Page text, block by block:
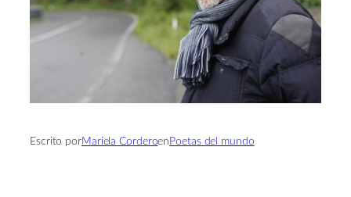
Escrito porMariela Corderoen Poetas del mundo